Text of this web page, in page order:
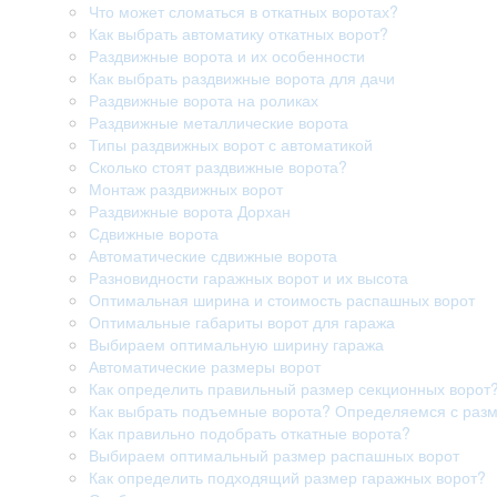
Что может сломаться в откатных воротах?
Как выбрать автоматику откатных ворот?
Раздвижные ворота и их особенности
Как выбрать раздвижные ворота для дачи
Раздвижные ворота на роликах
Раздвижные металлические ворота
Типы раздвижных ворот с автоматикой
Сколько стоят раздвижные ворота?
Монтаж раздвижных ворот
Раздвижные ворота Дорхан
Сдвижные ворота
Автоматические сдвижные ворота
Разновидности гаражных ворот и их высота
Оптимальная ширина и стоимость распашных ворот
Оптимальные габариты ворот для гаража
Выбираем оптимальную ширину гаража
Автоматические размеры ворот
Как определить правильный размер секционных ворот?
Как выбрать подъемные ворота? Определяемся с
Как правильно подобрать откатные ворота?
Выбираем оптимальный размер распашных ворот
Как определить подходящий размер гаражных ворот?